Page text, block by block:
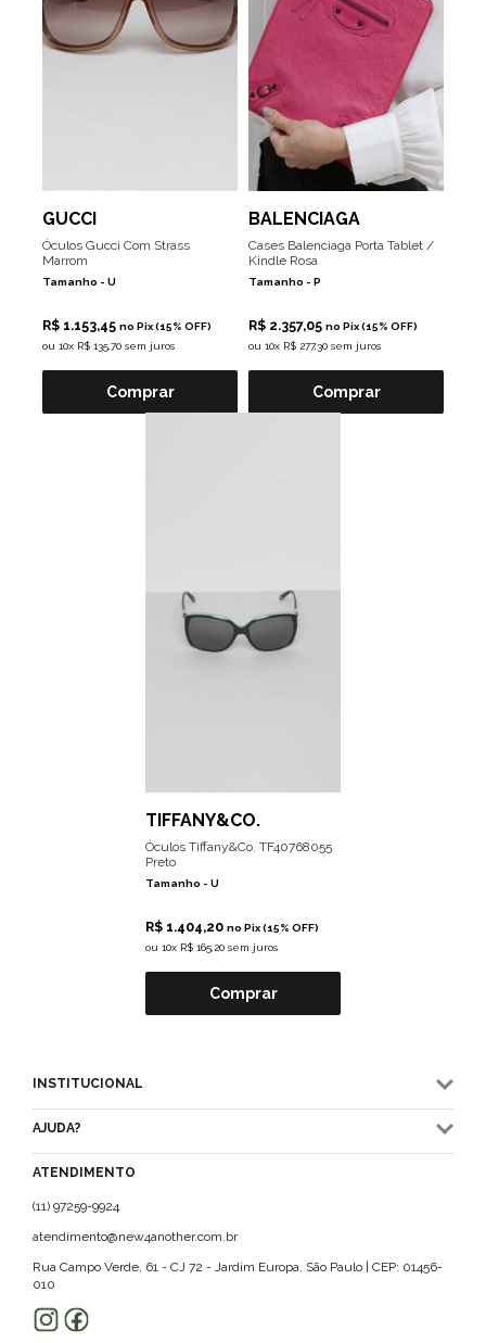
GUCCI
Óculos Gucci Com Strass
Marrom
Tamanho - U
R$ 1.153,45 no Pix (15% OFF)
ou 10x R$ 135,70 sem juros
Comprar
BALENCIAGA
Cases Balenciaga Porta Tablet /
Kindle Rosa
Tamanho - P
R$ 2.357,05 no Pix (15% OFF)
ou 10x R$ 277,30 sem juros
Comprar
TIFFANY&CO.
Óculos Tiffany&Co. TF40768055
Preto
Tamanho - U
R$ 1.404,20 no Pix (15% OFF)
ou 10x R$ 165,20 sem juros
Comprar
INSTITUCIONAL
AJUDA?
ATENDIMENTO
(11) 97259-9924
atendimento@new4another.com.br
Rua Campo Verde, 61 - CJ 72 - Jardim Europa, São Paulo | CEP: 01456-
010